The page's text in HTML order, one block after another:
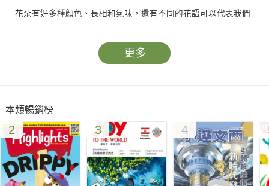
花朵有好多種顏色、長相和氣味，還有不同的花語可以代表我們
有用花拼成的優美人像，也有像鏡子一樣反映著天空顏色的大花
雕塑，藝術家們的巧思把花朵們熱愛表現的精神徹底發揮！
到野外開始尋花探險吧！
更多
本類暢銷榜
2 3 4